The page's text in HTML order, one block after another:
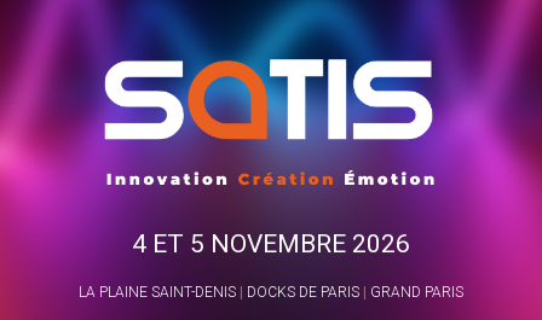
4 ET 5 NOVEMBRE 2026
LA PLAINE SAINT-DENIS DOCKS DE PARIS GRAND PARIS